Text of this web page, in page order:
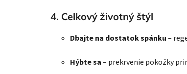
4. Celkový životný štýl
Dbajte na dostatok spánku–
Hýbte sa– prekrvenie pokožky